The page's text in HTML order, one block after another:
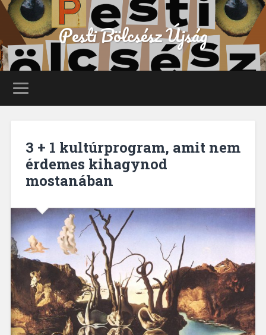
Pesti Bölcsész Újság
3 + 1 kultúrprogram, amit nem
érdemes kihagynod
mostanában